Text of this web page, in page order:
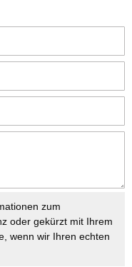
zum
oder gekürzt mit Ihrem
wenn wir Ihren echten